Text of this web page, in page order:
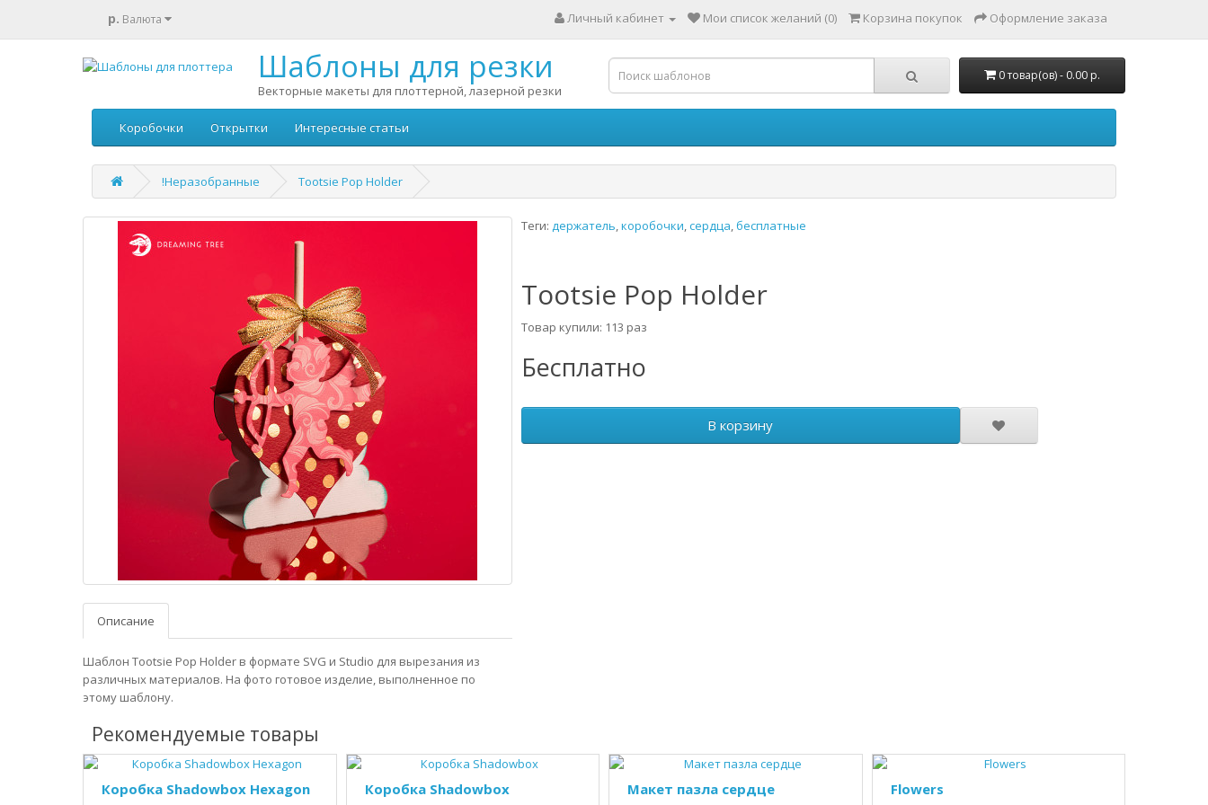
р. Валюта Личный кабинет Мои список желаний (0) Корзина покупок Оформление заказа
Шаблоны для резки
Векторные макеты для плоттерной, лазерной резки
0 товар(ов) - 0.00 р.
Коробочки Открытки Интересные статьи
!Неразобранные Tootsie Pop Holder
Описание
Шаблон Tootsie Pop Holder в формате SVG и Studio для вырезания из
различных материалов. На фото готовое изделие, выполненное по
этому шаблону.
Теги: держатель,коробочки,сердца,бесплатные
Tootsie Pop Holder
Товар купили: 113 раз
Бесплатно
В корзину
Рекомендуемые товары
Коробка Shadowbox Hexagon Коробка Shadowbox Макет пазла сердце Flowers